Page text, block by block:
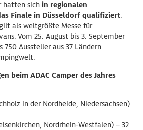
hatten sich in regionalen
Finale in Düsseldorf qualifiziert.
gilt als weltgrößte Messe für
Vom 25. August bis 3. September
750 Aussteller aus 37 Ländern
beim ADAC Camper des Jahres
in der Nordheide, Niedersachsen)
Nordrhein-Westfalen) – 32